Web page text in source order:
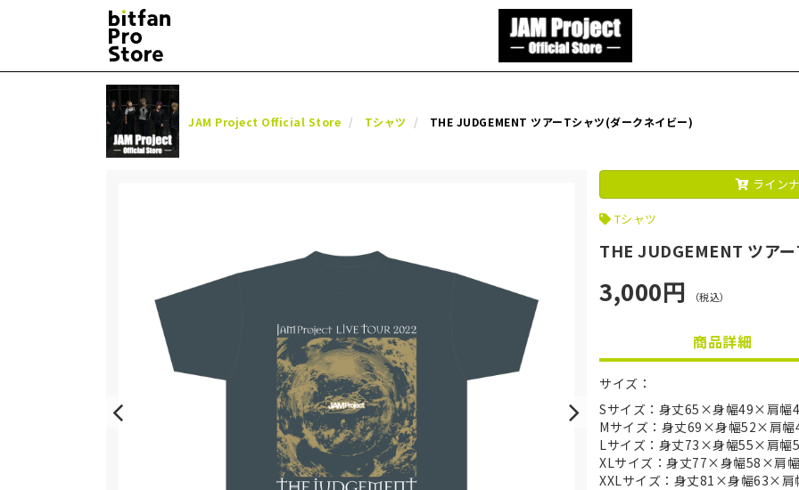
JAM Project Official Store Tシャツ THE JUDGEMENT ツアーTシャツ(ダークネイビー)
ライン
Tシャツ
THE JUDGEMENT ツア
3,000円 （税込）
商品詳細
サイズ：
Sサイズ：身丈65×身幅49×肩
Mサイズ：身丈69×身幅52×肩
Lサイズ：身丈73×身幅55×肩
XLサイズ：身丈77×身幅58×肩
XXLサイズ：身丈81×身幅63×